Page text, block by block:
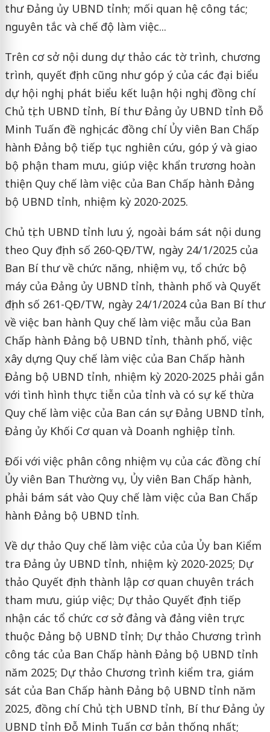
thư Đảng ủy UBND tỉnh; mối quan hệ công tác;
nguyên tắc và chế độ làm việc...
Trên cơ sở nội dung dự thảo các tờ trình, chương
trình, quyết định cũng như góp ý của các đại biểu
dự hội nghị, phát biểu kết luận hội nghị, đồng chí
Chủ tịch UBND tỉnh, Bí thư Đảng ủy UBND tỉnh Đỗ
Minh Tuấn đề nghị các đồng chí Ủy viên Ban Chấp
hành Đảng bộ tiếp tục nghiên cứu, góp ý và giao
bộ phận tham mưu, giúp việc khẩn trương hoàn
thiện Quy chế làm việc của Ban Chấp hành Đảng
bộ UBND tỉnh, nhiệm kỳ 2020-2025.
Chủ tịch UBND tỉnh lưu ý, ngoài bám sát nội dung
theo Quy định số 260-QĐ/TW, ngày 24/1/2025 của
Ban Bí thư về chức năng, nhiệm vụ, tổ chức bộ
máy của Đảng ủy UBND tỉnh, thành phố và Quyết
định số 261-QĐ/TW, ngày 24/1/2024 của Ban Bí thư
về việc ban hành Quy chế làm việc mẫu của Ban
Chấp hành Đảng bộ UBND tỉnh, thành phố, việc
xây dựng Quy chế làm việc của Ban Chấp hành
Đảng bộ UBND tỉnh, nhiệm kỳ 2020-2025 phải gắn
với tình hình thực tiễn của tỉnh và có sự kế thừa
Quy chế làm việc của Ban cán sự Đảng UBND tỉnh,
Đảng ủy Khối Cơ quan và Doanh nghiệp tỉnh.
Đối với việc phân công nhiệm vụ của các đồng chí
Ủy viên Ban Thường vụ, Ủy viên Ban Chấp hành,
phải bám sát vào Quy chế làm việc của Ban Chấp
hành Đảng bộ UBND tỉnh.
Về dự thảo Quy chế làm việc của của Ủy ban Kiểm
tra Đảng ủy UBND tỉnh, nhiệm kỳ 2020-2025; Dự
thảo Quyết định thành lập cơ quan chuyên trách
tham mưu, giúp việc; Dự thảo Quyết định tiếp
nhận các tổ chức cơ sở đảng và đảng viên trực
thuộc Đảng bộ UBND tỉnh; Dự thảo Chương trình
công tác của Ban Chấp hành Đảng bộ UBND tỉnh
năm 2025; Dự thảo Chương trình kiểm tra, giám
sát của Ban Chấp hành Đảng bộ UBND tỉnh năm
2025, đồng chí Chủ tịch UBND tỉnh, Bí thư Đảng ủy
UBND tỉnh Đỗ Minh Tuấn cơ bản thống nhất;